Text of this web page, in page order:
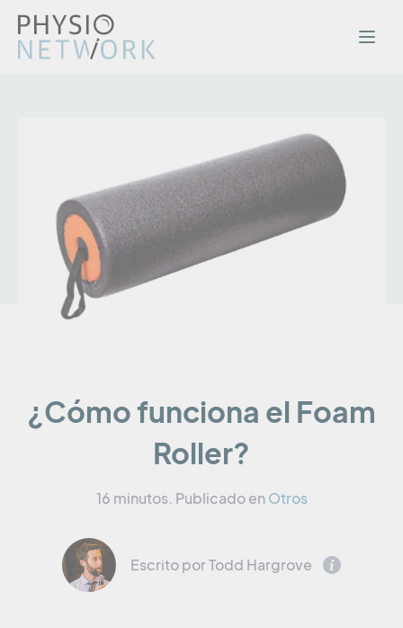
¿Cómo funciona el Foam
Roller?
16 minutos. Publicado en Otros
Escrito por Todd Hargrove